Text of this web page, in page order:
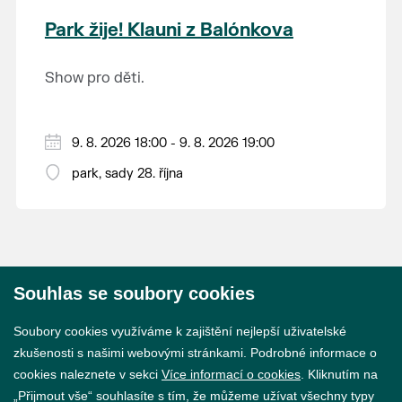
krajina na světě, která je zapsána na Seznam
světového přírodního a kulturního dědictví
Park žije! Klauni z Balónkova
Show pro děti.
9. 8. 2026 18:00 - 9. 8. 2026 19:00
park, sady 28. října
Souhlas se soubory cookies
Soubory cookies využíváme k zajištění nejlepší uživatelské
zkušenosti s našimi webovými stránkami. Podrobné informace o
cookies naleznete v sekci Více informací o cookies . Kliknutím na
„Přijmout vše“ souhlasíte s tím, že můžeme užívat všechny typy